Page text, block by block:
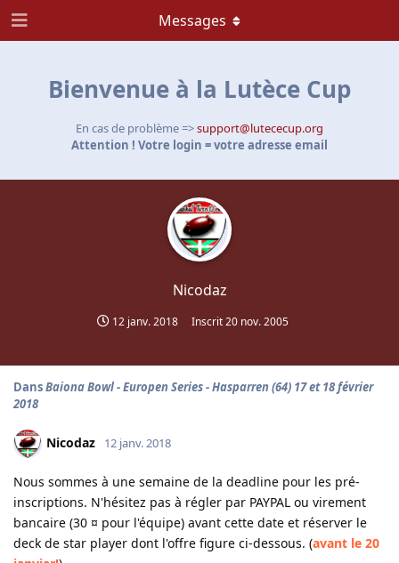
Bienvenue à la Lutèce Cup
En cas de problème =>support@lutececup.org
Attention ! Votre login = votre adresse email
Nicodaz
12 janv. 2018 Inscrit20 nov. 2005
Messages
DansBaiona Bowl - Europen Series - Hasparren (64) 17 et 18 février
2018
Nicodaz 12 janv. 2018
Nous sommes à une semaine de la deadline pour les pré-
inscriptions. N'hésitez pas à régler par PAYPAL ou virement
bancaire (30 ¤ pour l'équipe) avant cette date et réserver le
deck de star player dont l'offre figure ci-dessous. (avant le 20